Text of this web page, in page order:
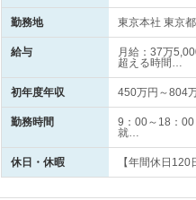
勤務地 東京本社 東京
給与
月給：37万
超える時間…
初年度年収 450万円～804
勤務時間
9：00～18：
就…
休日・休暇 【年間休日